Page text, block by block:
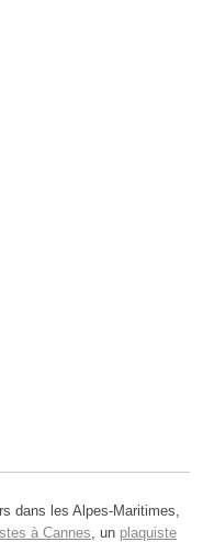
dans les Alpes-Maritimes,
à Cannes , un plaquiste